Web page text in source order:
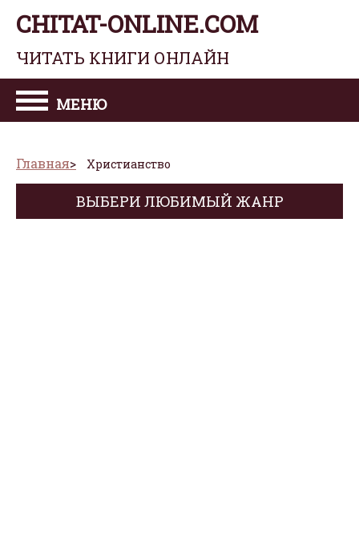
CHITAT-ONLINE.COM
ЧИТАТЬ КНИГИ ОНЛАЙН
МЕНЮ
Главная Христианство
ВЫБЕРИ ЛЮБИМЫЙ ЖАНР